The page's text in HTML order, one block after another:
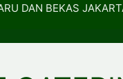
DAN BEKAS